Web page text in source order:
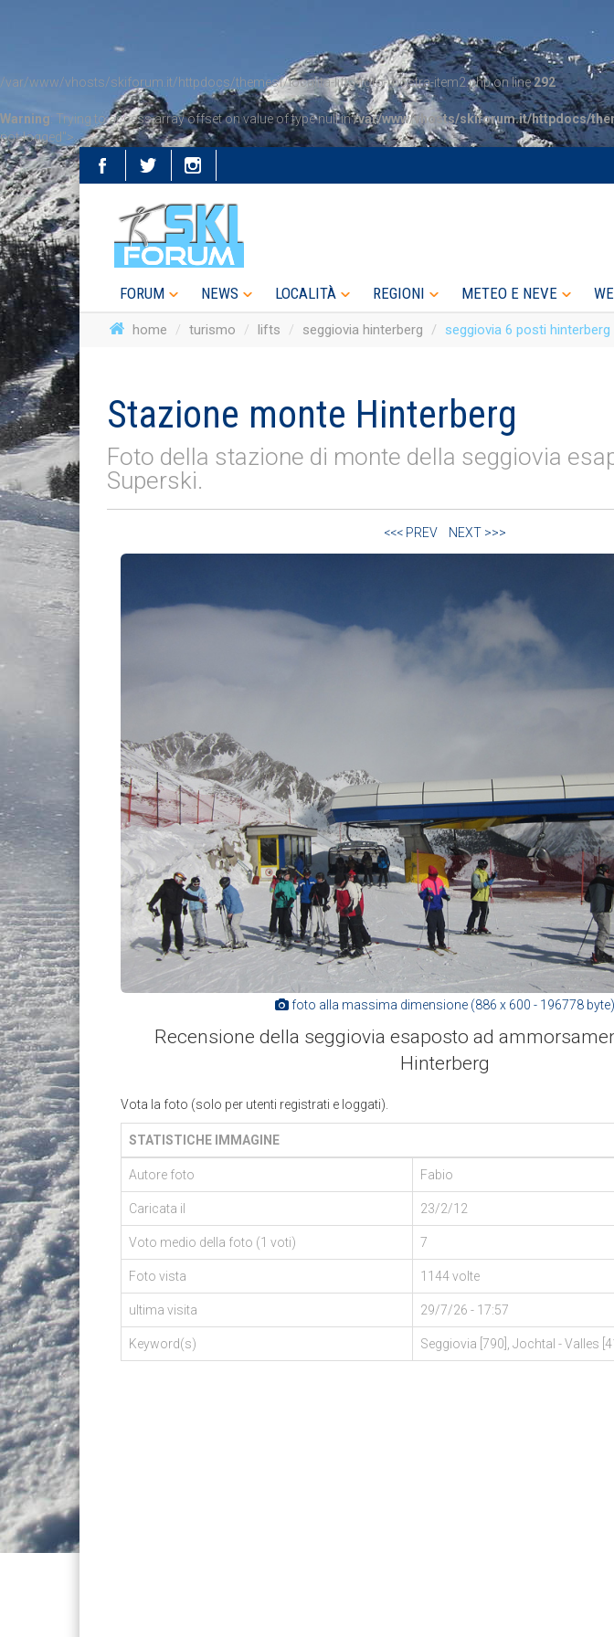
/var/www/vhosts/skiforum.it/httpdocs/themesf/localita-lifts-foto-mostra-item2.php on line292
Warning: Trying to access array offset on value of type null in/var/www/vhosts/skiforum.it/httpdocs/
not-logged">
FORUM NEWS LOCALITÀ REGIONI METEO E NEVE
home turismo lifts seggiovia hinterberg seggiovia 6 posti hinterberg
Stazione monte Hinterberg
Foto della stazione di monte della seggiovia
Superski.
<<< PREV NEXT >>>
foto alla massima dimensione (886 x 600 - 196778 byte)
Recensione della seggiovia esaposto ad
Hinterberg
Vota la foto (solo per utenti registrati e loggati).
STATISTICHE IMMAGINE
Autore foto Fabio
Caricata il 23/2/12
Voto medio della foto (1 voti) 7
Foto vista 1144 volte
ultima visita 29/7/26 - 17:57
Keyword(s) Seggiovia [790], Jochtal - Valles